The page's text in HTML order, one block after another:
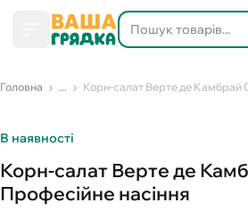
Головна ... Корн-салат Верте де Камбрай
В наявності
Корн-салат Верте де
Професійне насіння